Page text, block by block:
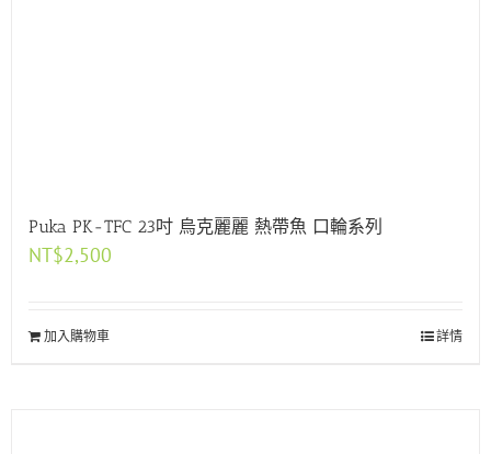
Puka PK-TFC 23吋 烏克麗麗 熱帶魚 口輪系列
NT$2,500
加入購物車 詳情